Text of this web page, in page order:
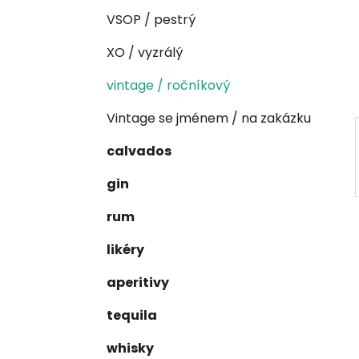
VSOP / pestrý
XO / vyzrálý
vintage / ročníkový
Vintage se jménem / na zakázku
calvados
gin
rum
likéry
aperitivy
tequila
whisky